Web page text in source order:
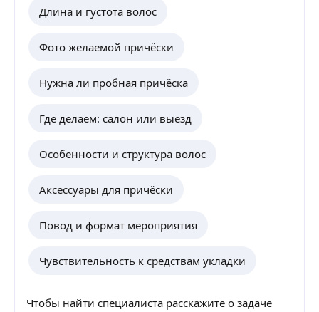
Длина и густота волос
Фото желаемой причёски
Нужна ли пробная причёска
Где делаем: салон или выезд
Особенности и структура волос
Аксессуары для причёски
Повод и формат мероприятия
Чувствительность к средствам укладки
Чтобы найти специалиста расскажите о задаче